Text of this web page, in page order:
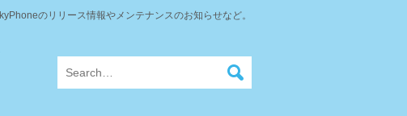
のリリース情報やメンテナンスのお知らせなど。